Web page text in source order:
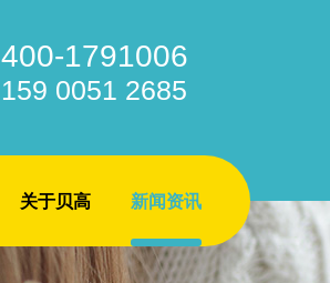
400-1791006
159 0051 2685
关于贝高 新闻资讯